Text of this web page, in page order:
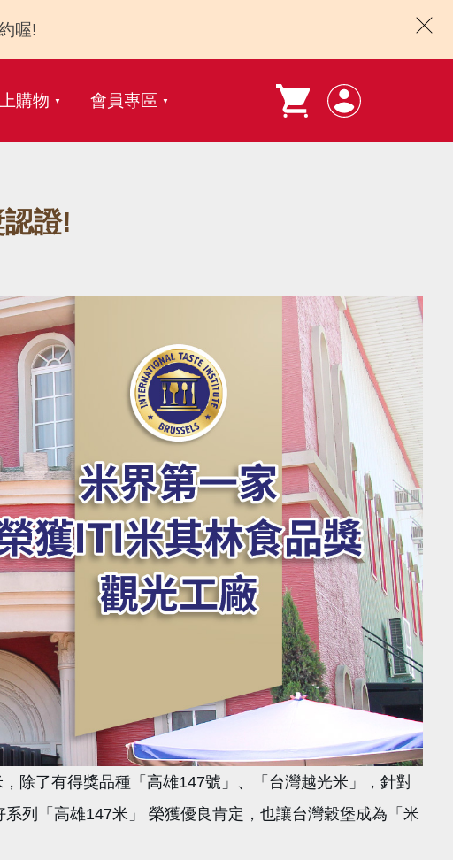
喔!
購物 會員專區
證!
除了有得獎品種「高雄147號」 、「台灣越光米」，針對
系列「高雄147米」 榮獲優良肯定，也讓台灣穀堡成為「米